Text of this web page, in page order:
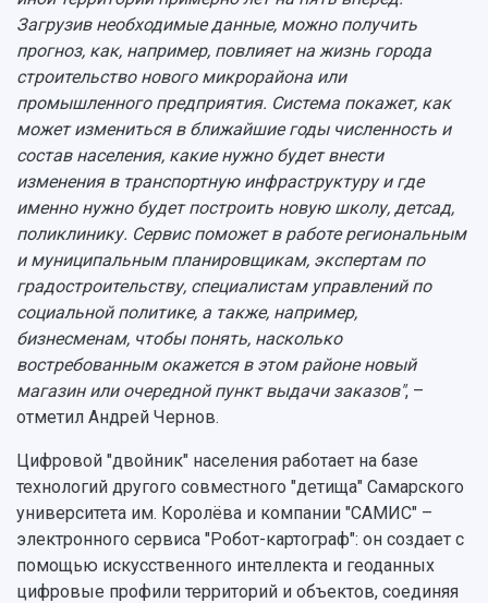
Загрузив необходимые данные, можно получить
прогноз, как, например, повлияет на жизнь города
строительство нового микрорайона или
промышленного предприятия. Система покажет, как
может измениться в ближайшие годы численность и
состав населения, какие нужно будет внести
изменения в транспортную инфраструктуру и где
именно нужно будет построить новую школу, детсад,
поликлинику. Сервис поможет в работе региональным
и муниципальным планировщикам, экспертам по
градостроительству, специалистам управлений по
социальной политике, а также, например,
бизнесменам, чтобы понять, насколько
востребованным окажется в этом районе новый
магазин или очередной пункт выдачи заказов", –
отметил Андрей Чернов.
Цифровой "двойник" населения работает на базе
технологий другого совместного "детища" Самарского
университета им. Королёва и компании "САМИС" –
электронного сервиса "Робот-картограф": он создает с
помощью искусственного интеллекта и геоданных
цифровые профили территорий и объектов, соединяя